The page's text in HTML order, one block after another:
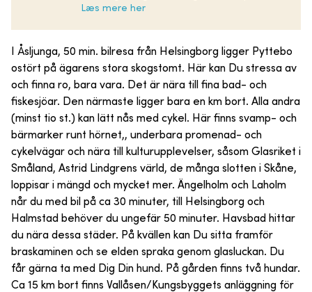
Læs mere her
I Åsljunga, 50 min. bilresa från Helsingborg ligger Pyttebo
ostört på ägarens stora skogstomt. Här kan Du stressa av
och finna ro, bara vara. Det är nära till fina bad- och
fiskesjöar. Den närmaste ligger bara en km bort. Alla andra
(minst tio st.) kan lätt nås med cykel. Här finns svamp- och
bärmarker runt hörnet,, underbara promenad- och
cykelvägar och nära till kulturupplevelser, såsom Glasriket i
Småland, Astrid Lindgrens värld, de många slotten i Skåne,
loppisar i mängd och mycket mer. Ängelholm och Laholm
når du med bil på ca 30 minuter, till Helsingborg och
Halmstad behöver du ungefär 50 minuter. Havsbad hittar
du nära dessa städer. På kvällen kan Du sitta framför
braskaminen och se elden spraka genom glasluckan. Du
får gärna ta med Dig Din hund. På gården finns två hundar.
Ca 15 km bort finns Vallåsen/Kungsbyggets anläggning för